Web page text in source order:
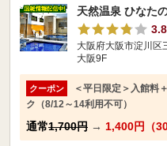
天然温泉 ひなた
3.8
大阪府大阪市淀川区
大阪9F
クーポン
＜平日限定＞入館料
ク（8/12～14利用不可）
通常1,700円 → 1,400円（